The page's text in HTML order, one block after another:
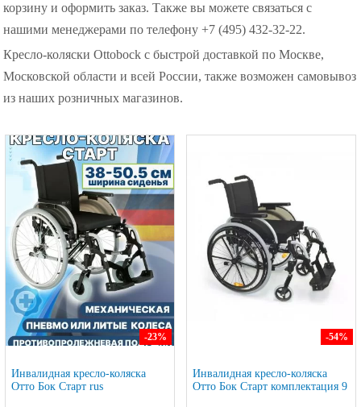
корзину и оформить заказ. Также вы можете связаться с
нашими менеджерами по телефону +7 (495) 432-32-22.
Кресло-коляски Ottobock с быстрой доставкой по Москве,
Московской области и всей России, также возможен самовывоз
из наших розничных магазинов.
-23%
Инвалидная кресло-коляска
Отто Бок Старт rus
-54%
Инвалидная кресло-коляска
Отто Бок Старт комплектация 9